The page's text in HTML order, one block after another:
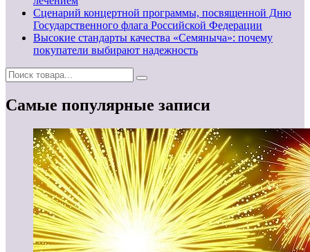
Сценарий концертной программы, посвященной Дню
Государственного флага Российской Федерации
Высокие стандарты качества «Семяныча»: почему
покупатели выбирают надежность
Самые популярные записи